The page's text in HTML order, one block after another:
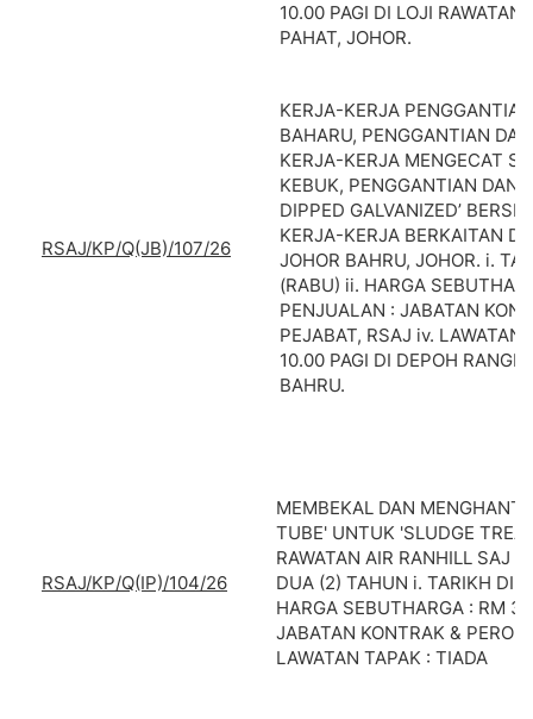
10.00 PAGI DI LOJI
PAHAT, JOHOR.
RSAJ/KP/Q(JB)/107/26
KERJA-KERJA
BAHARU, PENGGANTIAN
KERJA-KERJA MENGECAT
KEBUK, PENGGANTIAN DAN
DIPPED GALVANIZED’
KERJA-KERJA BERKAITAN
JOHOR BAHRU, JOHOR. i.
(RABU) ii. HARGA
PENJUALAN : JABATAN
PEJABAT, RSAJ iv.
10.00 PAGI DI DEPOH
BAHRU.
RSAJ/KP/Q(IP)/104/26
MEMBEKAL DAN
TUBE' UNTUK 'SLUDGE
RAWATAN AIR RANHILL SAJ
DUA (2) TAHUN i. TARIKH
HARGA SEBUTHARGA : RM
JABATAN KONTRAK &
LAWATAN TAPAK : TIADA